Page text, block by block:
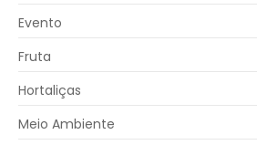
Evento
Fruta
Hortaliças
Meio Ambiente